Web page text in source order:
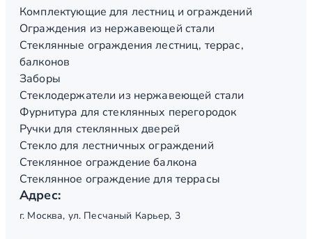
Комплектующие для лестниц и ограждений
Ограждения из нержавеющей стали
Стеклянные ограждения лестниц, террас,
балконов
Заборы
Стеклодержатели из нержавеющей стали
Фурнитура для стеклянных перегородок
Ручки для стеклянных дверей
Стекло для лестничных ограждений
Стеклянное ограждение балкона
Стеклянное ограждение для террасы
Адрес:
г. Москва, ул. Песчаный Карьер, 3